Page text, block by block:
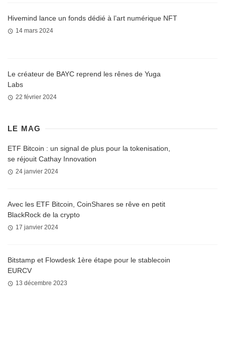
Hivemind lance un fonds dédié à l’art numérique NFT
14 mars 2024
Le créateur de BAYC reprend les rênes de Yuga
Labs
22 février 2024
LE MAG
ETF Bitcoin : un signal de plus pour la tokenisation,
se réjouit Cathay Innovation
24 janvier 2024
Avec les ETF Bitcoin, CoinShares se rêve en petit
BlackRock de la crypto
17 janvier 2024
Bitstamp et Flowdesk 1ère étape pour le stablecoin
EURCV
13 décembre 2023